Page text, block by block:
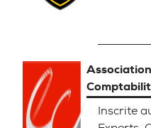
Inscrite